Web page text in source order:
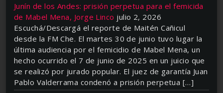
Junín de los Andes: prisión perpetua para el femicida
de Mabel Mena, Jorge Linco julio 2, 2026
Escuchá/Descargá el reporte de Maitén Cañicul
desde la FM Che. El martes 30 de junio tuvo lugar la
última audiencia por el femicidio de Mabel Mena, un
hecho ocurrido el 7 de junio de 2025 en un juicio que
se realizó por jurado popular. El juez de garantía Juan
Pablo Valderrama condenó a prisión perpetua […]